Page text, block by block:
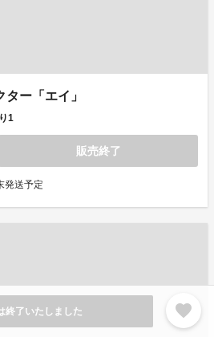
終了いたしました favorite
ー「エイ」
1
販売終了
発送予定